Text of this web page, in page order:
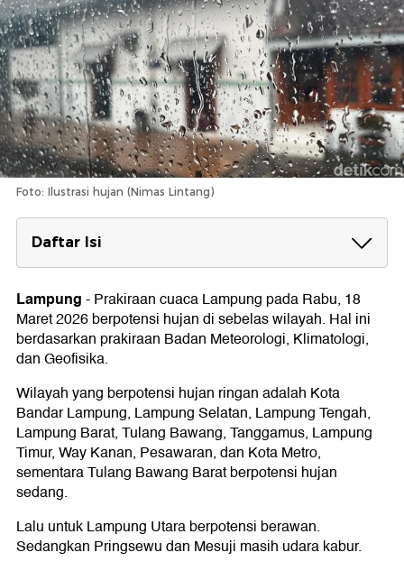
Foto: Ilustrasi hujan (Nimas Lintang)
Daftar Isi
Prakiraan Cuaca Lampung 12 Maret 2026
1. Kota Bandar Lampung
2. Lampung Selatan
3. Lampung Tengah
4. Lampung Utara
5. Lampung Barat
7. Tanggamus
8. Lampung Timur
9. Way Kanan
10. Pesawaran
11. Pringsewu
12. Mesuji
14. Pesisir Barat
15. Kota Metro
Lampung-Prakiraan cuaca Lampung pada Rabu, 18
Maret 2026 berpotensi hujan di sebelas wilayah. Hal ini
berdasarkan prakiraan Badan Meteorologi, Klimatologi,
dan Geofisika.
Wilayah yang berpotensi hujan ringan adalah Kota
Bandar Lampung, Lampung Selatan, Lampung Tengah,
Lampung Barat, Tulang Bawang, Tanggamus, Lampung
Timur, Way Kanan, Pesawaran, dan Kota Metro,
sementara Tulang Bawang Barat berpotensi hujan
sedang.
Lalu untuk Lampung Utara berpotensi berawan.
Sedangkan Pringsewu dan Mesuji masih udara kabur.